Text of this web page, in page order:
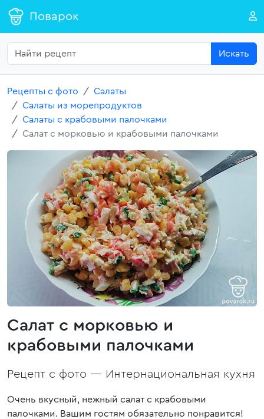
Поварок
Искать
Рецепты с фото
Салаты
Салаты из морепродуктов
Салаты с крабовыми палочками
Салат с морковью и крабовыми палочками
Салат с морковью и
крабовыми палочками
Рецепт с фото — Интернациональная кухня
Очень вкусный, нежный салат с крабовыми
палочками. Вашим гостям обязательно понравится!